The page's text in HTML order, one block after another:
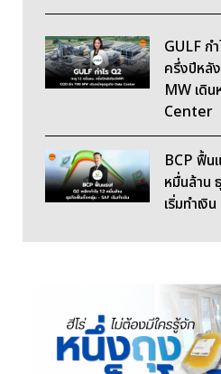
GULF ก
ครึ่งปีหลั
MW เดิ
Center
BCP ฟื้น
หมื่นล้าน
เริ่มทำเงิน